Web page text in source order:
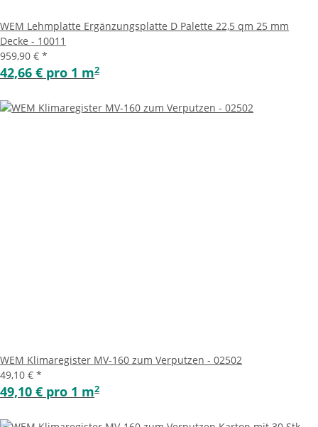
WEM Lehmplatte Ergänzungsplatte D Palette 22,5 qm 25 mm
Decke - 10011
959,90 € *
42,66 € pro 1 m2
WEM Klimaregister MV-160 zum Verputzen - 02502
49,10 € *
49,10 € pro 1 m2